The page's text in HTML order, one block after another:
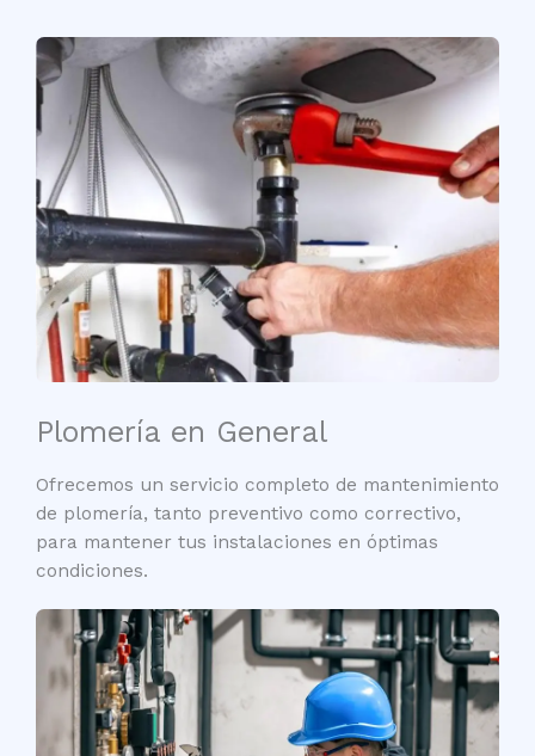
Plomería en General
Ofrecemos un servicio completo de mantenimiento
de plomería, tanto preventivo como correctivo,
para mantener tus instalaciones en óptimas
condiciones.